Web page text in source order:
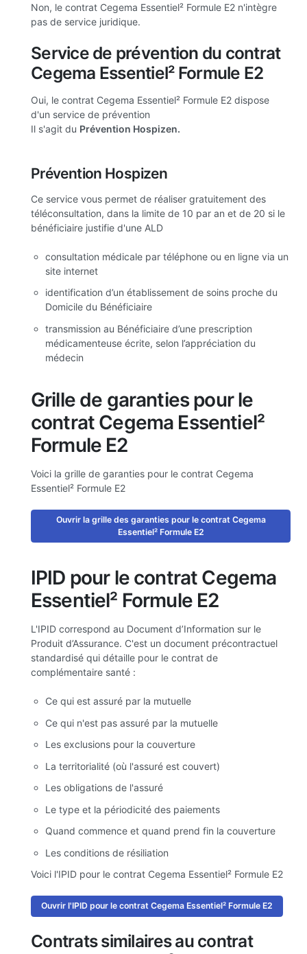
Non, le contrat Cegema Essentiel² Formule E2 n'intègre
pas de service juridique.
Service de prévention du contrat
Cegema Essentiel² Formule E2
Oui, le contrat Cegema Essentiel² Formule E2 dispose
d'un service de prévention
Il s'agit du Prévention Hospizen.
Prévention Hospizen
Ce service vous permet de réaliser gratuitement des
téléconsultation, dans la limite de 10 par an et de 20 si le
bénéficiaire justifie d'une ALD
consultation médicale par téléphone ou en ligne via un
site internet
identification d’un établissement de soins proche du
Domicile du Bénéficiaire
transmission au Bénéficiaire d’une prescription
médicamenteuse écrite, selon l’appréciation du
médecin
Grille de garanties pour le
contrat Cegema Essentiel²
Formule E2
Voici la grille de garanties pour le contrat Cegema
Essentiel² Formule E2
Ouvrir la grille des garanties pour le contrat Cegema
Essentiel² Formule E2
IPID pour le contrat Cegema
Essentiel² Formule E2
L'IPID correspond au Document d’Information sur le
Produit d’Assurance. C'est un document précontractuel
standardisé qui détaille pour le contrat de
complémentaire santé :
Ce qui est assuré par la mutuelle
Ce qui n'est pas assuré par la mutuelle
Les exclusions pour la couverture
La territorialité (où l'assuré est couvert)
Les obligations de l'assuré
Le type et la périodicité des paiements
Quand commence et quand prend fin la couverture
Les conditions de résiliation
Voici l'IPID pour le contrat Cegema Essentiel² Formule E2
Ouvrir l'IPID pour le contrat Cegema Essentiel² Formule E2
Contrats similaires au contrat